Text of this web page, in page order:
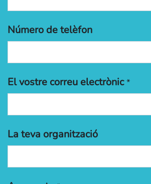
Número de telèfon
El vostre correu electrònic *
La teva organització